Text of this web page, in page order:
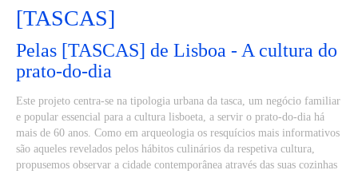
[TASCAS]
Pelas [TASCAS] de Lisboa - A cultura do
prato-do-dia
Este projeto centra-se na tipologia urbana da tasca, um negócio familiar
e popular essencial para a cultura lisboeta, a servir o prato-do-dia há
mais de 60 anos. Como em arqueologia os resquícios mais informativos
são aqueles revelados pelos hábitos culinários da respetiva cultura,
propusemos observar a cidade contemporânea através das suas cozinhas